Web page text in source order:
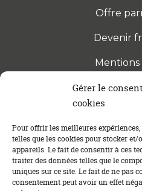
Gérer le
cookies
Pour offrir les meilleures
telles que les cookies pour stocker
appareils. Le fait de consentir à ces
traiter des données telles que le
uniques sur ce site. Le fait de ne pas
consentement peut avoir un effet
Offre
Devenir
Mentions
S’INSCRIRE À
Abonnez-vous à notre
courant des dernières
crédit